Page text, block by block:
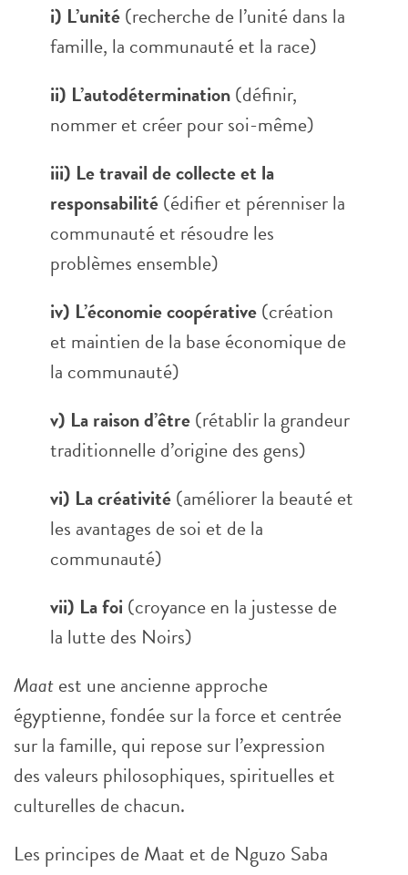
i) L’unité(recherche de l’unité dans la
famille, la communauté et la race)
ii) L’autodétermination(définir,
nommer et créer pour soi-même)
iii) Le travail de collecte et la
responsabilité(édifier et pérenniser la
communauté et résoudre les
problèmes ensemble)
iv) L’économie coopérative(création
et maintien de la base économique de
la communauté)
v) La raison d’être(rétablir la grandeur
traditionnelle d’origine des gens)
vi) La créativité(améliorer la beauté et
les avantages de soi et de la
communauté)
vii) La foi (croyance en la justesse de
la lutte des Noirs)
Maatest une ancienne approche
égyptienne, fondée sur la force et centrée
sur la famille, qui repose sur l’expression
des valeurs philosophiques, spirituelles et
culturelles de chacun.
Les principes de Maat et de Nguzo Saba